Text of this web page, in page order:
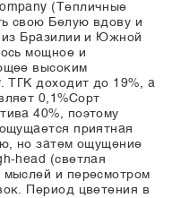
(Тепличные
свою Белую вдову и
из Бразилии и Южной
мощное и
высоким
ТГК доходит до 19%, а
0,1%Сорт
40%, поэтому
приятная
но затем ощущение
head (светлая
и пересмотром
Период цветения в